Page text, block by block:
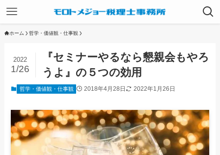
ホーム 哲学・価値観・仕事観
『セミナーやるなら懇親会もやろ
うよ』の５つの効用
2022
1/26
哲学・価値観・仕事観 2018年4月28日 2022年1月26日